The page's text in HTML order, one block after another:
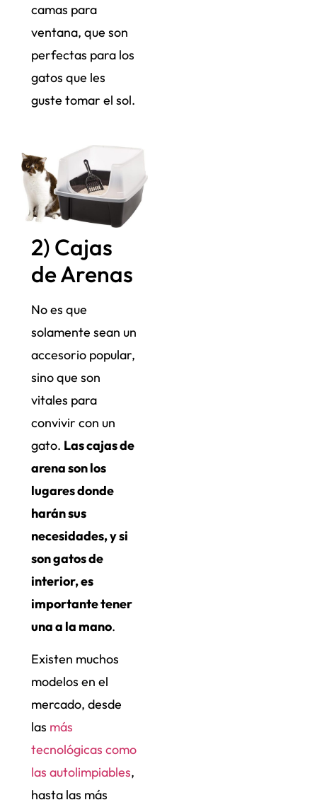
camas para
ventana, que son
perfectas para los
gatos que les
guste tomar el sol.
2) Cajas
de Arenas
No es que
solamente sean un
accesorio popular,
sino que son
vitales para
convivir con un
gato. Las cajas de
arena son los
lugares donde
harán sus
necesidades, y si
son gatos de
interior, es
importante tener
una a la mano.
Existen muchos
modelos en el
mercado, desde
las más
tecnológicas como
las autolimpiables,
hasta las más